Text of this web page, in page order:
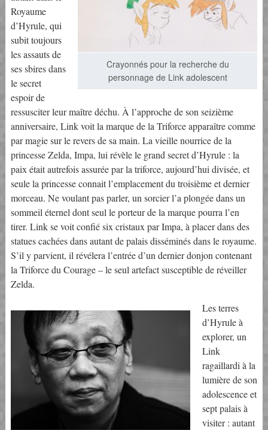
Crayonnés pour la recherche du
personnage de Link adolescent
Royaume
d’Hyrule, qui
subit toujours
les assauts de
ses sbires dans
le secret
espoir de
ressusciter leur maître déchu. À l’approche de son seizième
anniversaire, Link voit la marque de la Triforce apparaître comme
par magie sur le revers de sa main. La vieille nourrice de la
princesse Zelda, Impa, lui révèle le grand secret d’Hyrule : la
paix était autrefois assurée par la triforce, aujourd’hui divisée, et
seule la princesse connait l’emplacement du troisième et dernier
morceau. Ne voulant pas parler, un sorcier l’a plongée dans un
sommeil éternel dont seul le porteur de la marque pourra l’en
tirer. Link se voit confié six cristaux par Impa, à placer dans des
statues cachées dans autant de palais disséminés dans le royaume.
S’il y parvient, il révélera l’entrée d’un dernier donjon contenant
la Triforce du Courage – le seul artefact susceptible de réveiller
Zelda.
Les terres
d’Hyrule à
explorer, un
Link
ragaillardi à la
lumière de son
adolescence et
sept palais à
visiter : autant